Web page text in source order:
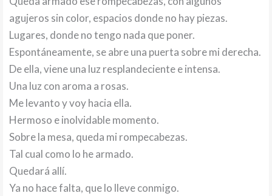
agujeros sin color, espacios donde no hay piezas.
Lugares, donde no tengo nada que poner.
Espontáneamente, se abre una puerta sobre mi derecha.
De ella, viene una luz resplandeciente e intensa.
Una luz con aroma a rosas.
Me levanto y voy hacia ella.
Hermoso e inolvidable momento.
Sobre la mesa, queda mi rompecabezas.
Tal cual como lo he armado.
Quedará allí.
Ya no hace falta, que lo lleve conmigo.